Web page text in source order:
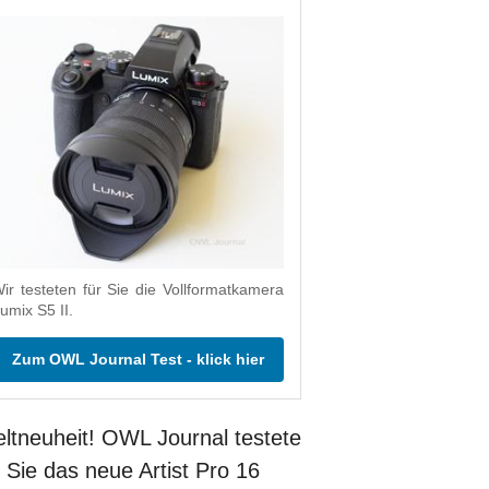
testeten für Sie die Vollformatkamera
S5 II.
Zum OWL Journal Test - klick hier
OWL Journal testete
Sie das neue Artist Pro 16